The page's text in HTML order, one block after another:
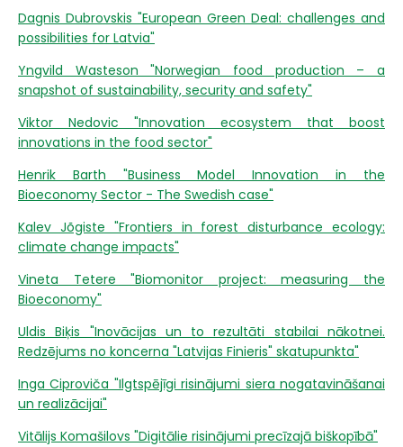
Dagnis Dubrovskis "European Green Deal: challenges and
possibilities for Latvia"
Yngvild Wasteson "Norwegian food production – a
snapshot of sustainability, security and safety"
Viktor Nedovic "Innovation ecosystem that boost
innovations in the food sector"
Henrik Barth "Business Model Innovation in the
Bioeconomy Sector - The Swedish case"
Kalev Jõgiste "Frontiers in forest disturbance ecology:
climate change impacts"
Vineta Tetere "Biomonitor project: measuring the
Bioeconomy"
Uldis Biķis "Inovācijas un to rezultāti stabilai nākotnei.
Redzējums no koncerna "Latvijas Finieris" skatupunkta"
Inga Ciproviča "Ilgtspējīgi risinājumi siera nogatavināšanai
un realizācijai"
Vitālijs Komašilovs "Digitālie risinājumi precīzajā biškopībā"